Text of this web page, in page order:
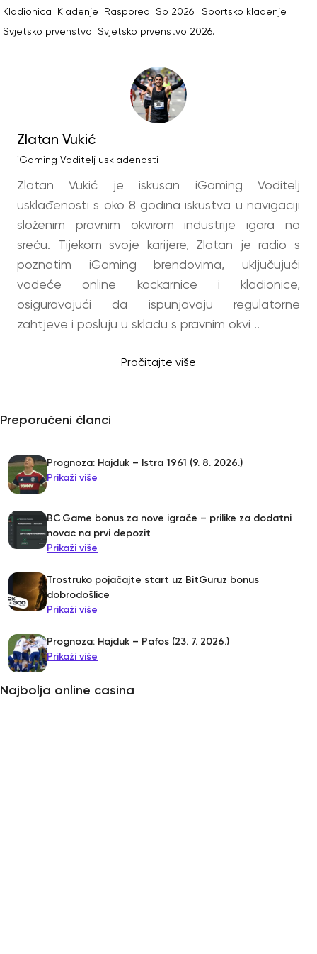
Kladionica Klađenje Raspored Sp 2026. Sportsko klađenje
Svjetsko prvenstvo Svjetsko prvenstvo 2026.
Zlatan Vukić
iGaming Voditelj usklađenosti
Zlatan Vukić je iskusan iGaming Voditelj
usklađenosti s oko 8 godina iskustva u navigaciji
složenim pravnim okvirom industrije igara na
sreću. Tijekom svoje karijere, Zlatan je radio s
poznatim iGaming brendovima, uključujući
vodeće online kockarnice i kladionice,
osiguravajući da ispunjavaju regulatorne
zahtjeve i posluju u skladu s pravnim okvi ..
Pročitajte više
Preporučeni članci
Prognoza: Hajduk – Istra 1961 (9. 8. 2026.)
Prikaži više
BC.Game bonus za nove igrače – prilike za dodatni
novac na prvi depozit
Prikaži više
Trostruko pojačajte start uz BitGuruz bonus
dobrodošlice
Prikaži više
Prognoza: Hajduk – Pafos (23. 7. 2026.)
Prikaži više
Najbolja online casina